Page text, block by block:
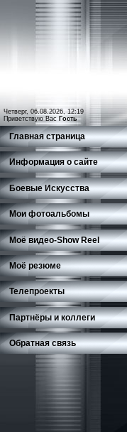
Четверг, 06.08.2026, 12:19
Приветствую Вас Гость
Главная страница
Информация о сайте
Боевые Искусства
Мои фотоальбомы
Моё видео-Show Reеl
Моё резюме
Телепроекты
Партнёры и коллеги
Обратная связь